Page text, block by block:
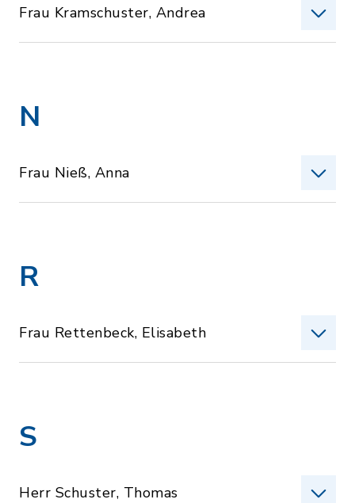
Frau Kramschuster, Andrea
N
Frau Nieß, Anna
R
Frau Rettenbeck, Elisabeth
S
Herr Schuster, Thomas